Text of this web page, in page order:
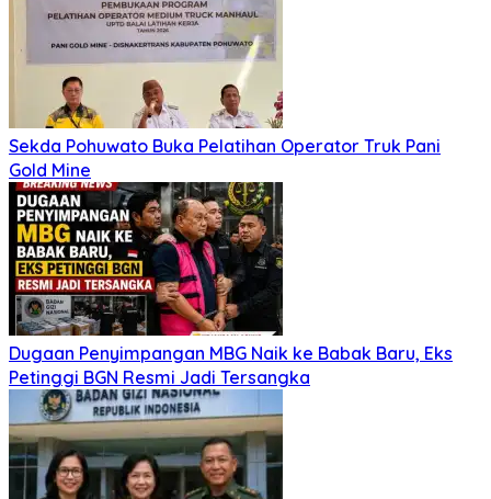
Sekda Pohuwato Buka Pelatihan Operator Truk Pani
Gold Mine
Dugaan Penyimpangan MBG Naik ke Babak Baru, Eks
Petinggi BGN Resmi Jadi Tersangka